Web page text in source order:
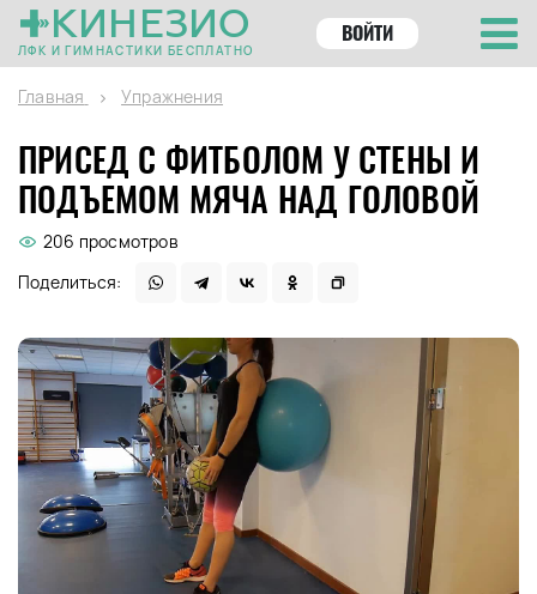
КИНЕЗИО
ЛФК И ГИМНАСТИКИ БЕСПЛАТНО
ВОЙТИ
Главная Упражнения
ПРИСЕД С ФИТБОЛОМ У СТЕНЫ И
ПОДЪЕМОМ МЯЧА НАД ГОЛОВОЙ
206 просмотров
Поделиться: